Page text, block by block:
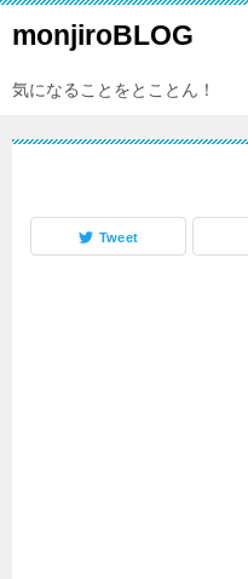
monjiroBLOG
気になることをとことん！
Tweet